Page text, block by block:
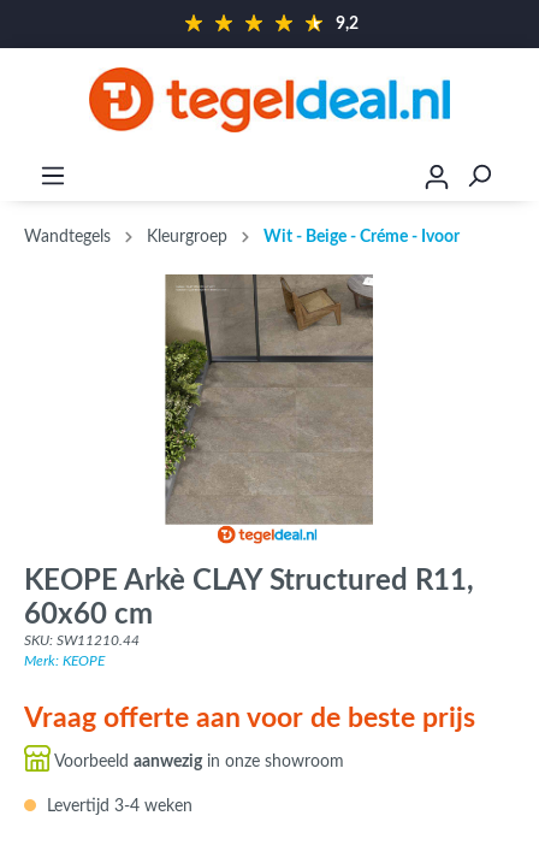
9,2
Wandtegels Kleurgroep Wit - Beige - Créme - Ivoor
KEOPE Arkè CLAY Structured R11,
60x60 cm
SKU: SW11210.44
Merk: KEOPE
Vraag offerte aan voor de beste prijs
Voorbeeld aanwezigin onze showroom
Levertijd 3-4 weken